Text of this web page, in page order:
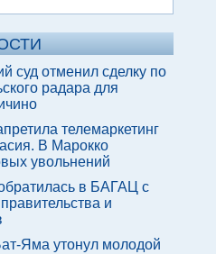
суд отменил сделку по
радара для
телемаркетинг
В Марокко
увольнений
в БАГАЦ с
и
Яма утонул молодой